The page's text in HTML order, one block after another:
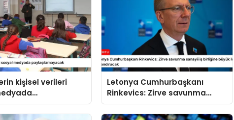
kişisel verileri
Letonya Cumhurbaşkanı
Rinkevics: Zirve savunma
sanayii iş birliğine büyük ivme
kazandıracak